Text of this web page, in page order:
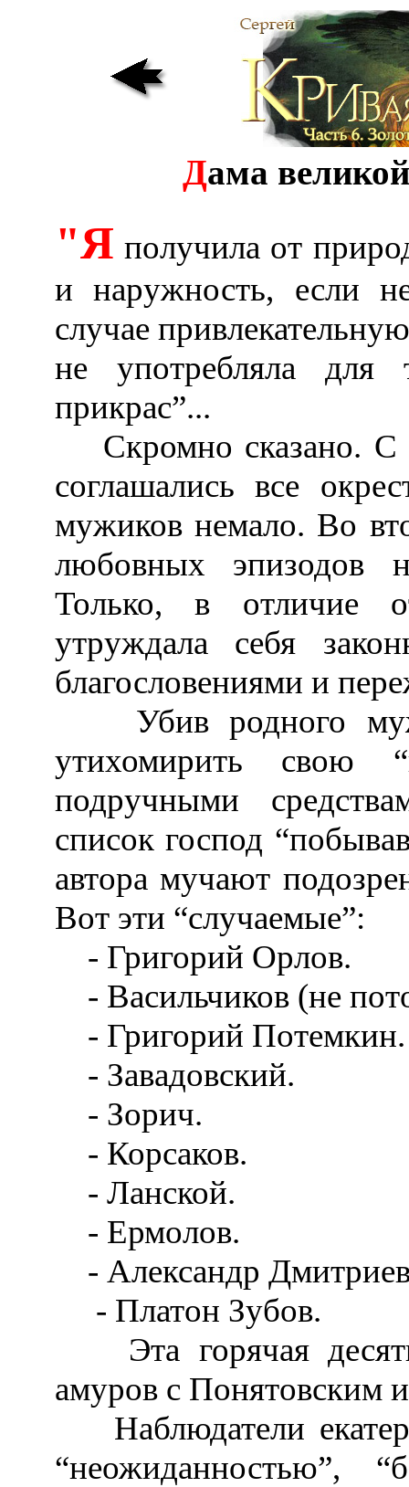
Дама
"Я получила от
и наружность, если
случае
не употребляла для
прикрас”...
Скромно сказано. С
соглашались все
мужиков немало. Во
любовных эпизодов
Только, в отличие
утруждала себя
благословениями и
Убив родного
утихомирить свою
подручными
список господ
автора мучают
Вот эти “случаемые”:
- Григорий Орлов.
- Васильчиков (не
- Григорий Потемкин.
- Завадовский.
- Зорич.
- Корсаков.
- Ланской.
- Ермолов.
- Александр
- Платон Зубов.
Эта горячая
амуров с Понятовским
Наблюдатели
“неожиданностью”,